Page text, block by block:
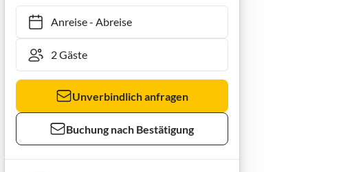
Anreise- Abreise
Unverbindlich anfragen
Buchung nach Bestätigung